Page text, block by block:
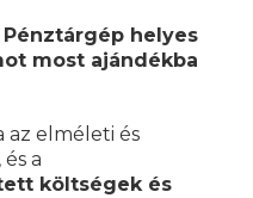
Pénztárgép helyes
most ajándékba
az elméleti és
a
költségek és